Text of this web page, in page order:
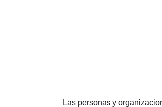
Las personas y